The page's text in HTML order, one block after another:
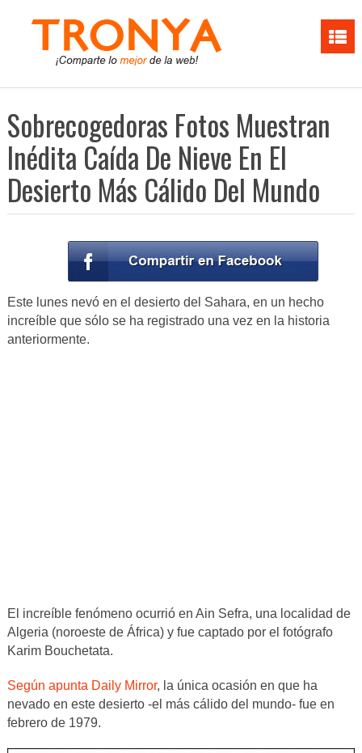
Sobrecogedoras Fotos Muestran
Inédita Caída De Nieve En El
Desierto Más Cálido Del Mundo
Este lunes nevó en el desierto del Sahara, en un hecho
increíble que sólo se ha registrado una vez en la historia
anteriormente.
El increíble fenómeno ocurrió en Ain Sefra, una localidad de
Algeria (noroeste de África) y fue captado por el fotógrafo
Karim Bouchetata.
Según apunta Daily Mirror, la única ocasión en que ha
nevado en este desierto -el más cálido del mundo- fue en
febrero de 1979.